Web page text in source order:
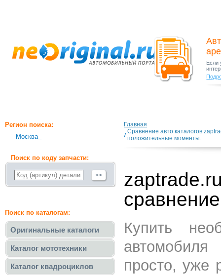
Если
Регион поиска:
Москва_
Поиск по коду запчасти:
>>
Поиск по каталогам:
Оригинальные каталоги
Каталог мототехники
Каталог квадроциклов
Главная
Сравнение авто каталогов
положительные моменты.
Купить
просто, уже